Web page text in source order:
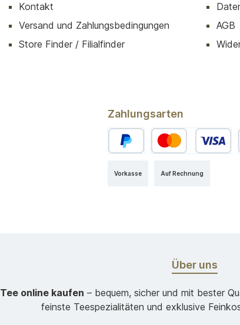
Kontakt
Versand und Zahlungsbedingungen
Store Finder / Filialfinder
AGB
Zahlungsarten
Auf Rechnung
Vorkasse
Über uns
Tee online kaufen – bequem, sicher und mit bester
feinste Teespezialitäten und exklusive